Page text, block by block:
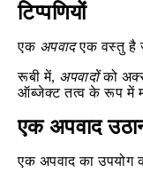
टिप्पणियों
एक अपवादएक वस्तु है
रूबी में, अपवादोंको
ऑब्जेक्ट तत्व के रूप में
एक अपवाद
एक अपवाद का उपयोग